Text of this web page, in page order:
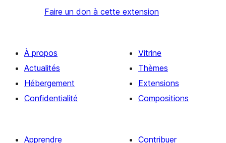
Faire un don à cette extension
À propos
Actualités
Hébergement
Confidentialité
Vitrine
Thèmes
Extensions
Compositions
Apprendre
Contribuer